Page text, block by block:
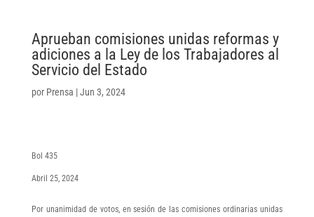
Aprueban comisiones unidas reformas y
adiciones a la Ley de los Trabajadores al
Servicio del Estado
por Prensa |Jun 3, 2024
Bol 435
Abril 25, 2024
Por unanimidad de votos, en sesión de las comisiones ordinarias unidas